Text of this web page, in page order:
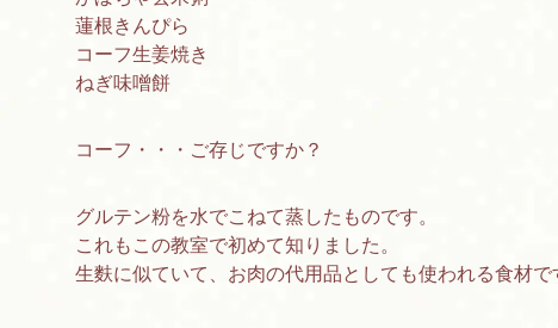
蓮根きんぴら
コーフ生姜焼き
ねぎ味噌餅
コーフ・・・ご存じですか？
グルテン粉を水でこねて蒸したものです。
これもこの教室で初めて知りました。
生麩に似ていて、お肉の代用品としても使われる食材で